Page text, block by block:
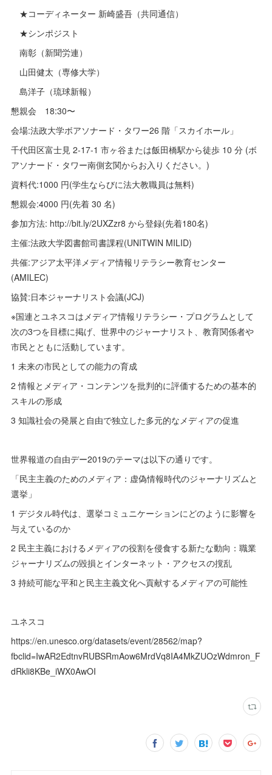
★コーディネーター 新崎盛吾（共同通信）
★シンポジスト
南彰（新聞労連）
山田健太（専修大学）
島洋子（琉球新報）
懇親会 18:30〜
会場:法政大学ボアソナード・タワー26 階「スカイホール」
千代田区富士見 2-17-1 市ヶ谷または飯田橋駅から徒歩 10 分 (ボ
アソナード・タワー南側玄関からお入りください。)
資料代:1000 円(学生ならびに法大教職員は無料)
懇親会:4000 円(先着 30 名)
参加方法: http://bit.ly/2UXZzr8 から登録(先着180名)
主催:法政大学図書館司書課程(UNITWIN MILID)
共催:アジア太平洋メディア情報リテラシー教育センター
(AMILEC)
協賛:日本ジャーナリスト会議(JCJ)
※国連とユネスコはメディア情報リテラシー・プログラムとして
次の3つを目標に掲げ、世界中のジャーナリスト、教育関係者や
市民とともに活動しています。
1 未来の市民としての能力の育成
2 情報とメディア・コンテンツを批判的に評価するための基本的
スキルの形成
3 知識社会の発展と自由で独立した多元的なメディアの促進
世界報道の自由デー2019のテーマは以下の通りです。
「民主主義のためのメディア：虚偽情報時代のジャーナリズムと
選挙」
1 デジタル時代は、選挙コミュニケーションにどのように影響を
与えているのか
2 民主主義におけるメディアの役割を侵食する新たな動向：職業
ジャーナリズムの毀損とインターネット・アクセスの撹乱
3 持続可能な平和と民主主義文化へ貢献するメディアの可能性
ユネスコ
https://en.unesco.org/datasets/event/28562/map?
fbclid=IwAR2EdtnvRUBSRmAow6MrdVq8IA4MkZUOzWdmron_F
dRkli8KBe_iWX0AwOI